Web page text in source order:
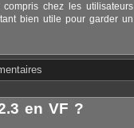
chez les utilisateurs
bien utile pour garder un
en VF ?